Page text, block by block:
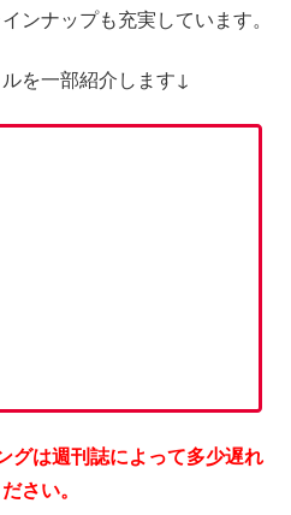
ンナップも充実しています。
を一部紹介します↓
グは週刊誌によって多少遅れ
さい。